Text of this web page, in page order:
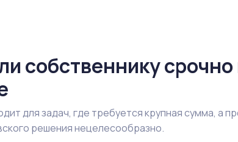
собственнику
для задач, где требуется крупная сумма, а
решения нецелесообразно.